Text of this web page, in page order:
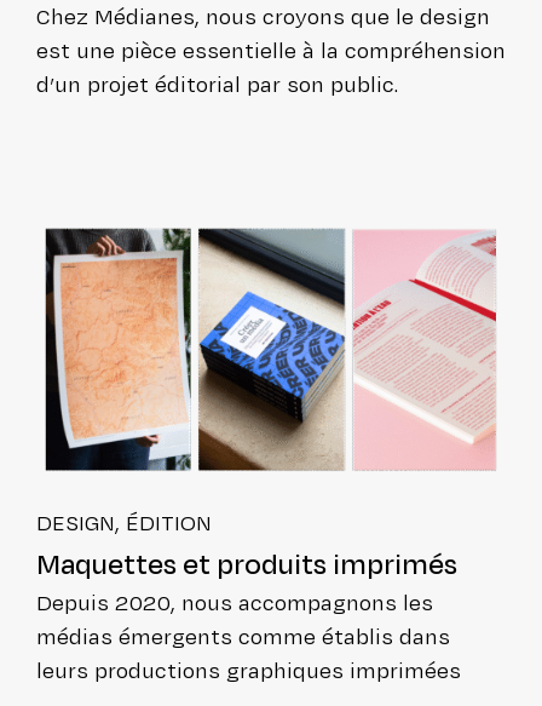
Chez Médianes, nous croyons que le design
est une pièce essen­tielle à la com­pré­hen­sion
d’un projet éditorial par son public.
DESIGN, ÉDITION
Maquettes et produits imprimés
Depuis 2020, nous accom­pa­gnons les
médias émergents comme établis dans
leurs pro­duc­tions gra­phiques imprimées